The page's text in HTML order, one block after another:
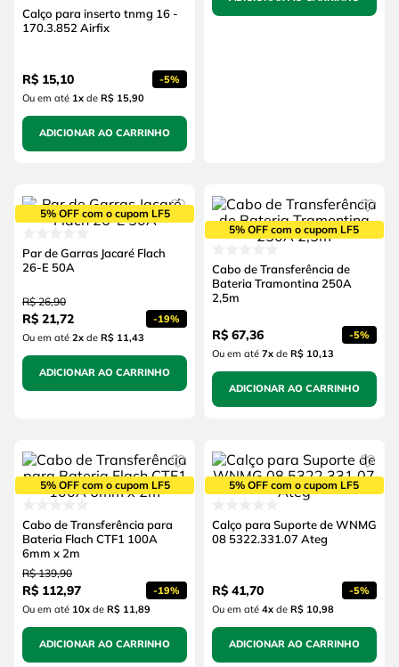
Calço para inserto tnmg 16 -
170.3.852 Airfix
R$ 15,10 -5%
Ou em até 1xde R$ 15,90
ADICIONAR AO CARRINHO
5% OFF com o cupom LF5
Par de Garras Jacaré Flach
26-E 50A
R$ 26,90
R$ 21,72 -19%
Ou em até 2xde R$ 11,43
ADICIONAR AO CARRINHO
5% OFF com o cupom LF5
Cabo de Transferência de
Bateria Tramontina 250A
2,5m
R$ 67,36 -5%
Ou em até 7xde R$ 10,13
ADICIONAR AO CARRINHO
5% OFF com o cupom LF5
Cabo de Transferência para
Bateria Flach CTF1 100A
6mm x 2m
R$ 139,90
R$ 112,97 -19%
Ou em até 10xde R$ 11,89
ADICIONAR AO CARRINHO
5% OFF com o cupom LF5
Calço para Suporte de WNMG
08 5322.331.07 Ateg
R$ 41,70 -5%
Ou em até 4xde R$ 10,98
ADICIONAR AO CARRINHO